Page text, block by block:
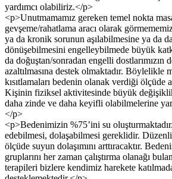
yardımcı olabiliriz.</p>
<p>Unutmamamız gereken temel nokta
gevşeme/rahatlama aracı olarak
ya da kronik sorunun aşılabilmesine ya da
dönüşebilmesini engelleybilmede büyük
da doğuştan/sonradan engelli dostlarımızın
azaltılmasına destek olmaktadır. Böylelikle
kısıtlamaları bedenin olanak verdiği ölçüde
Kişinin fiziksel aktivitesinde büyük
daha zinde ve daha keyifli olabilmelerine
</p>
<p>Bedenimizin %75’ini su
edebilmesi, dolaşabilmesi gereklidir.
ölçüde suyun dolaşımını arttıracaktır.
gruplarını her zaman çalıştırma olanağı
terapileri bizlere kendimiz harekete